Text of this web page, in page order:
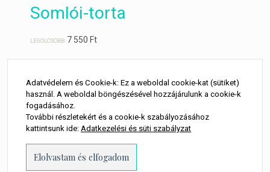
Somlói-torta
LEGOLCSÓBB: 7 550Ft
Oroszkrém torta
Adatvédelem és Cookie-k: Ez a weboldal cookie-kat (sütiket)
használ. A weboldal böngészésével hozzájárulunk a cookie-k
fogadásához.
További részletekért és a cookie-k szabályozásához
kattintsunk ide:Adatkezelési és süti szabályzat